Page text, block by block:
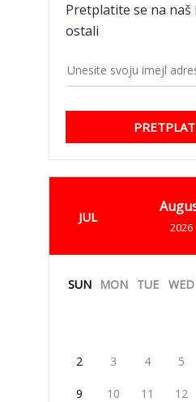
Pretplatite se na
ostali
JUL
2026
SUN MON TUE WED
2 3 4 5
9 10 11 12